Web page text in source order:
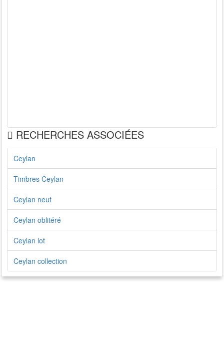
RECHERCHES ASSOCIÉES
Ceylan
Timbres Ceylan
Ceylan neuf
Ceylan oblitéré
Ceylan lot
Ceylan collection